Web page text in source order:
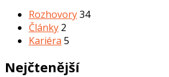
Rozhovory34
Články 2
Kariéra 5
Nejčtenější